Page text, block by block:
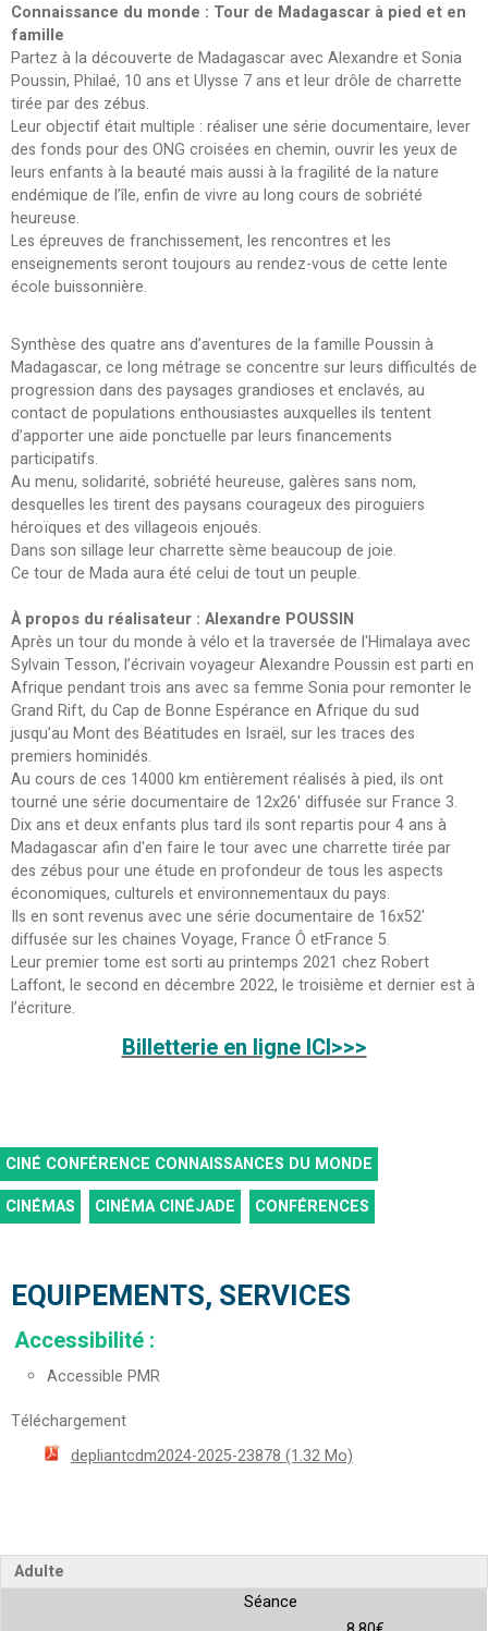
Connaissance du monde : Tour de Madagascar à pied et en
famille
Partez à la découverte de Madagascar avec Alexandre et Sonia
Poussin, Philaé, 10 ans et Ulysse 7 ans et leur drôle de charrette
tirée par des zébus.
Leur objectif était multiple : réaliser une série documentaire, lever
des fonds pour des ONG croisées en chemin, ouvrir les yeux de
leurs enfants à la beauté mais aussi à la fragilité de la nature
endémique de l’île, enfin de vivre au long cours de sobriété
heureuse.
Les épreuves de franchissement, les rencontres et les
enseignements seront toujours au rendez-vous de cette lente
école buissonnière.
Synthèse des quatre ans d’aventures de la famille Poussin à
Madagascar, ce long métrage se concentre sur leurs difficultés de
progression dans des paysages grandioses et enclavés, au
contact de populations enthousiastes auxquelles ils tentent
d’apporter une aide ponctuelle par leurs financements
participatifs.
Au menu, solidarité, sobriété heureuse, galères sans nom,
desquelles les tirent des paysans courageux des piroguiers
héroïques et des villageois enjoués.
Dans son sillage leur charrette sème beaucoup de joie.
Ce tour de Mada aura été celui de tout un peuple.
À propos du réalisateur : Alexandre POUSSIN
Après un tour du monde à vélo et la traversée de l'Himalaya avec
Sylvain Tesson, l’écrivain voyageur Alexandre Poussin est parti en
Afrique pendant trois ans avec sa femme Sonia pour remonter le
Grand Rift, du Cap de Bonne Espérance en Afrique du sud
jusqu’au Mont des Béatitudes en Israël, sur les traces des
premiers hominidés.
Au cours de ces 14000 km entièrement réalisés à pied, ils ont
tourné une série documentaire de 12x26' diffusée sur France 3.
Dix ans et deux enfants plus tard ils sont repartis pour 4 ans à
Madagascar afin d'en faire le tour avec une charrette tirée par
des zébus pour une étude en profondeur de tous les aspects
économiques, culturels et environnementaux du pays.
Ils en sont revenus avec une série documentaire de 16x52'
diffusée sur les chaines Voyage, France Ô etFrance 5.
Leur premier tome est sorti au printemps 2021 chez Robert
Laffont, le second en décembre 2022, le troisième et dernier est à
l’écriture.
Billetterie en ligne ICI>>>
CINÉ CONFÉRENCE CONNAISSANCES DU MONDE
CINÉMAS
CINÉMA CINÉJADE CONFÉRENCES
EQUIPEMENTS, SERVICES
Accessibilité :
Accessible PMR
Téléchargement
depliantcdm2024-2025-23878(1.32 Mo)
Adulte
Séance